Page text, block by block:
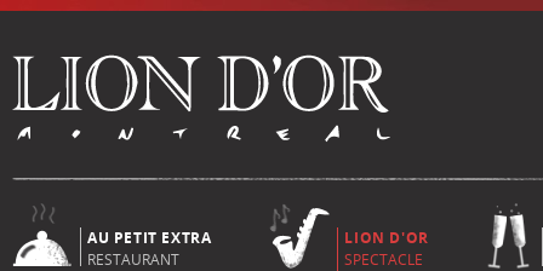
AU PETIT EXTRA
RESTAURANT
LION D'OR
SPECTACLE